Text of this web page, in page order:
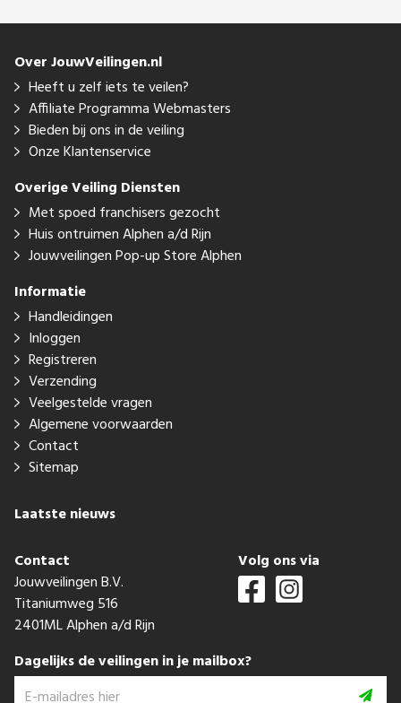
Over JouwVeilingen.nl
Heeft u zelf iets te veilen?
Affiliate Programma Webmasters
Bieden bij ons in de veiling
Onze Klantenservice
Overige Veiling Diensten
Met spoed franchisers gezocht
Huis ontruimen Alphen a/d Rijn
Jouwveilingen Pop-up Store Alphen
Informatie
Handleidingen
Inloggen
Registreren
Verzending
Veelgestelde vragen
Algemene voorwaarden
Contact
Sitemap
Laatste nieuws
Contact
Jouwveilingen B.V.
Titaniumweg 516
2401ML Alphen a/d Rijn
Volg ons via
Dagelijks de veilingen in je mailbox?